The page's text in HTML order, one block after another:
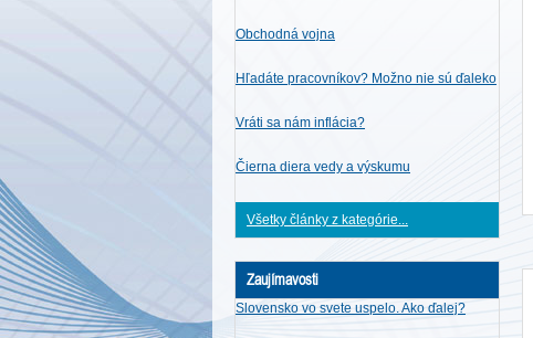
Obchodná vojna
Hľadáte pracovníkov? Možno nie sú ďaleko
Vráti sa nám inflácia?
Čierna diera vedy a výskumu
Všetky články z kategórie...
Zaujímavosti
Slovensko vo svete uspelo. Ako ďalej?